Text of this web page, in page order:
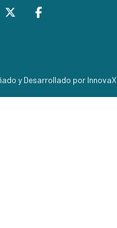
y Desarrollado por InnovaX